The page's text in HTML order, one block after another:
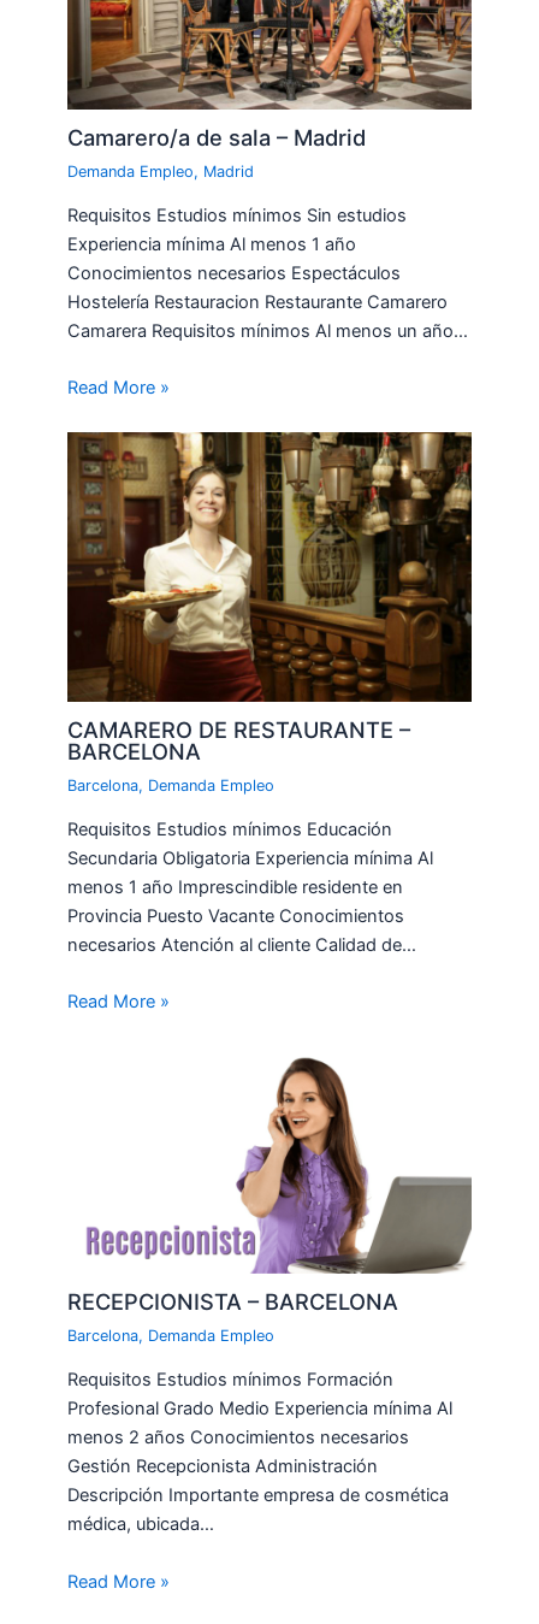
Camarero/a de sala – Madrid
Demanda Empleo, Madrid
Requisitos Estudios mínimos Sin estudios
Experiencia mínima Al menos 1 año
Conocimientos necesarios Espectáculos
Hostelería Restauracion Restaurante Camarero
Camarera Requisitos mínimos Al menos un año…
Read More »
CAMARERO DE RESTAURANTE –
BARCELONA
Barcelona, Demanda Empleo
Requisitos Estudios mínimos Educación
Secundaria Obligatoria Experiencia mínima Al
menos 1 año Imprescindible residente en
Provincia Puesto Vacante Conocimientos
necesarios Atención al cliente Calidad de…
Read More »
RECEPCIONISTA – BARCELONA
Barcelona, Demanda Empleo
Requisitos Estudios mínimos Formación
Profesional Grado Medio Experiencia mínima Al
menos 2 años Conocimientos necesarios
Gestión Recepcionista Administración
Descripción Importante empresa de cosmética
médica, ubicada…
Read More »